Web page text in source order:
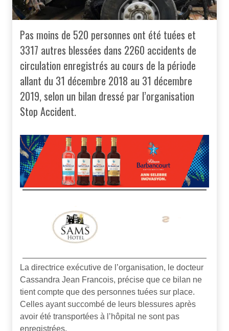
Pas moins de 520 personnes ont été tuées et
3317 autres blessées dans 2260 accidents de
circulation enregistrés au cours de la période
allant du 31 décembre 2018 au 31 décembre
2019, selon un bilan dressé par l’organisation
Stop Accident.
La directrice exécutive de l’organisation, le docteur
Cassandra Jean Francois, précise que ce bilan ne
tient compte que des personnes tuées sur place.
Celles ayant succombé de leurs blessures après
avoir été transportées à l’hôpital ne sont pas
enregistrées.